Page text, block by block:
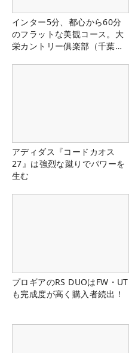
インター5分、都心から60分
のフラットな美観コース。大
栄カントリー俱楽部（千葉
アディダス『コードカオス
27』は強烈な蹴りでパワーを
生む
プロギアのRS DUOはFW・UT
も完成度が高く購入者続出！